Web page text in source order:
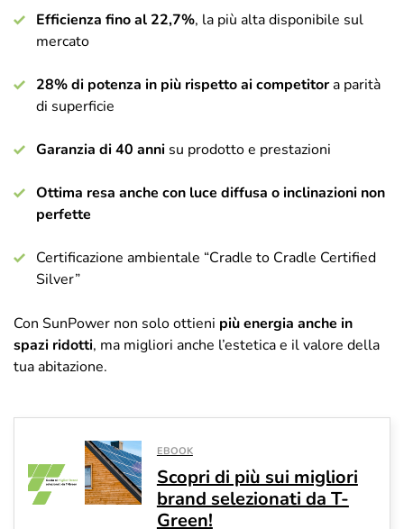
Efficienza fino al 22,7%, la più alta disponibile sul
mercato
28% di potenza in più rispetto ai competitora parità
di superficie
Garanzia di 40 anni su prodotto e prestazioni
Ottima resa anche con luce diffusa o inclinazioni non
perfette
Certificazione ambientale “Cradle to Cradle Certified
Silver”
Con SunPower non solo ottieni più energia anche in
spazi ridotti, ma migliori anche l’estetica e il valore della
tua abitazione.
EBOOK
Scopri di più sui migliori
brand selezionati da T-
Green!